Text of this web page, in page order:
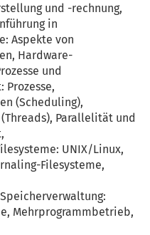
und -rechnung,
in
Aspekte von
Hardware-
und
Prozesse,
(Scheduling),
Parallelität und
UNIX/Linux,
Filesysteme,
Mehrprogrammbetrieb,